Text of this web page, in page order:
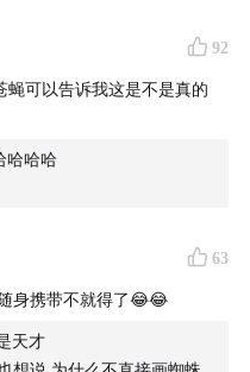
92
蝇可以告诉我这是不是真的
哈哈哈
63
身携带不就得了😂😂
天才